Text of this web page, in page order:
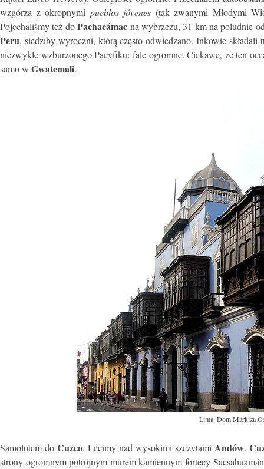
wzgórza z okropnymi pueblos jóvenes (tak zwanymi Młodymi
Pojechaliśmy też doPachacámac na wybrzeżu, 31 km na południe
Peru, siedziby wyroczni, którą często odwiedzano. Inkowie
niezwykle wzburzonego Pacyfiku: fale ogromne. Ciekawe, że ten
samo w Gwatemali.
Lima. Dom Markiza
Samolotem do Cuzco. Lecimy nad wysokimi szczytami Andów.
strony ogromnym potrójnym murem kamiennym fortecy